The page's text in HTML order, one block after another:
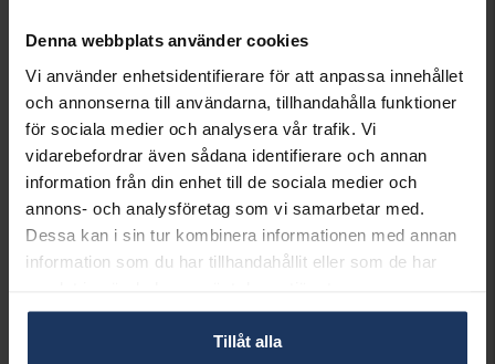
Denna webbplats använder cookies
Vi använder enhetsidentifierare för att anpassa innehållet
och annonserna till användarna, tillhandahålla funktioner
för sociala medier och analysera vår trafik. Vi
vidarebefordrar även sådana identifierare och annan
information från din enhet till de sociala medier och
annons- och analysföretag som vi samarbetar med.
Dessa kan i sin tur kombinera informationen med annan
information som du har tillhandahållit eller som de har
Tillåt alla
VARUMÄRKE
Pandora
STEN/PÄRLA
Kubisk Zirkonia
Matchande produkter och andra varianter